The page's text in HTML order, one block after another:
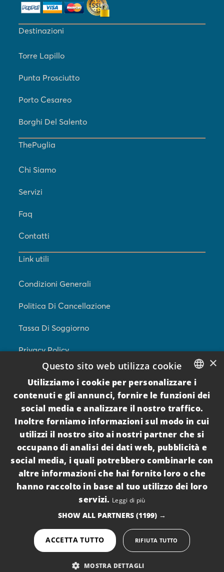
Destinazioni
Torre Lapillo
Punta Prosciutto
Porto Cesareo
Borghi Del Salento
ThePuglia
Chi Siamo
Servizi
Faq
Contatti
Link utili
Condizioni Generali
Politica Di Cancellazione
Tassa Di Soggiorno
Privacy Policy
Cookie Policy
Per I Proprietari
Seguici su
Iscriviti alla newsletter
Inviando la propria mail si acconsente al
trattamento dei dati per l'invio di comunicazioni
commerciali (PRIVACY POLICY
73010, Guagnano (LE) - P.IVA 04446740757
ENGLISH
×
Questo sito web utilizza cookie
Utilizziamo i cookie per personalizzare i
contenuti e gli annunci, fornire le funzioni dei
social media e analizzare il nostro traffico.
Inoltre forniamo informazioni sul modo in cui
utilizzi il nostro sito ai nostri partner che si
occupano di analisi dei dati web, pubblicità e
social media, i quali potrebbero combinarle con
altre informazioni che hai fornito loro o che
hanno raccolto in base al tuo utilizzo dei loro
servizi. Leggi di più
SHOW ALL PARTNERS (1199) →
ACCETTA TUTTO RIFIUTA TUTTO
MOSTRA DETTAGLI